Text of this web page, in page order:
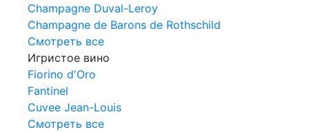
Champagne Duval-Leroy
Champagne de Barons de Rothschild
Смотреть все
Игристое вино
Fiorino d'Oro
Fantinel
Cuvee Jean-Louis
Смотреть все